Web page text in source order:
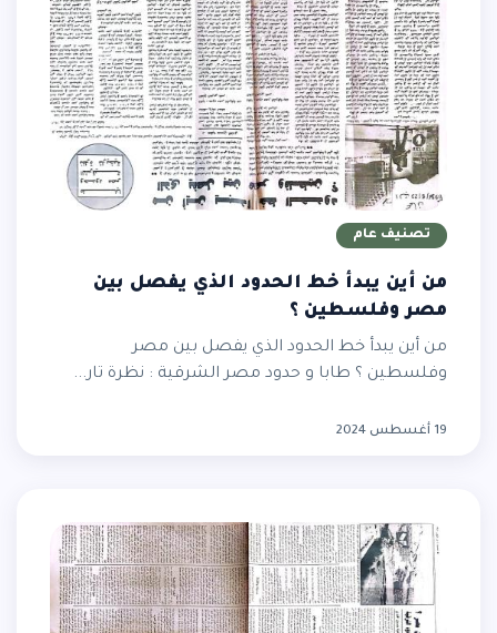
تصنيف عام
من أين يبدأ خط الحدود الذي يفصل بين
مصر وفلسطين ؟
من أين يبدأ خط الحدود الذي يفصل بين مصر
وفلسطين ؟ طابا و حدود مصر الشرقية : نظرة تار...
19 أغسطس 2024